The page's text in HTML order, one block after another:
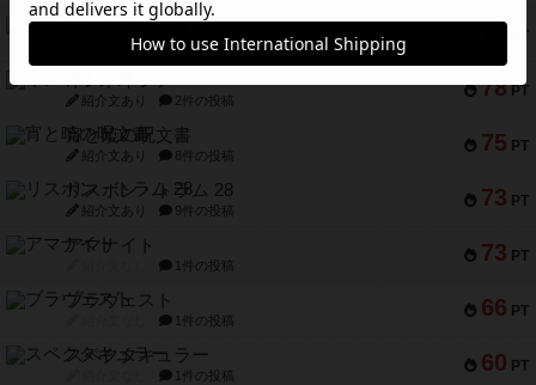
79 PT
テンプテーション
紹介文なし 2件の投稿
78 PT
紹介文あり 2件の投稿
75 PT
宵と暁の呪文書
紹介文あり 8件の投稿
73 PT
リスボン・トラム 28
紹介文あり 9件の投稿
73 PT
アマナイト
1件の投稿
66 PT
ブラヴェスト
1件の投稿
60 PT
スペクタキュラー
1件の投稿